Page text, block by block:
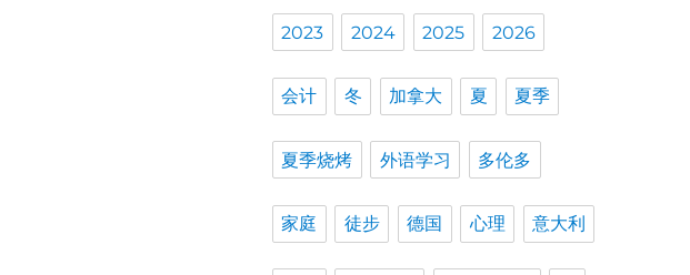
2023 2024 2025 2026
会计 冬 加拿大 夏 夏季
夏季烧烤 外语学习 多伦多
家庭 徒步 德国 心理 意大利